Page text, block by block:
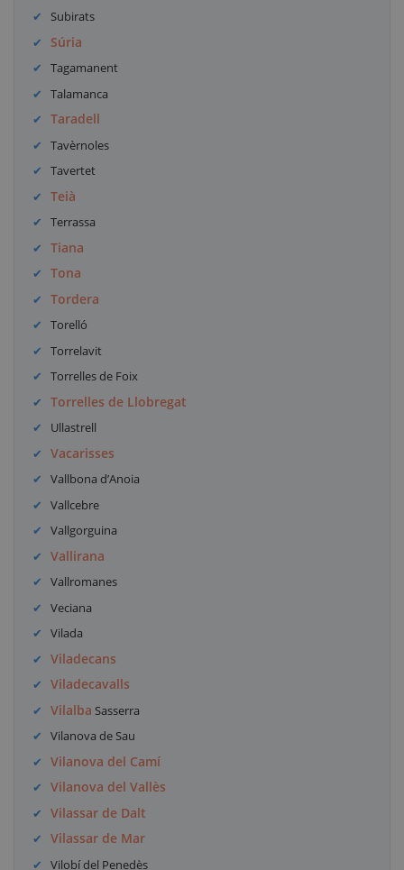
Subirats
Súria
Tagamanent
Talamanca
Taradell
Tavèrnoles
Tavertet
Teià
Terrassa
Tiana
Tona
Tordera
Torelló
Torrelavit
Torrelles de Foix
Torrelles de Llobregat
Ullastrell
Vacarisses
Vallbona d’Anoia
Vallcebre
Vallgorguina
Vallirana
Vallromanes
Veciana
Vilada
Viladecans
Viladecavalls
Vilalba Sasserra
Vilanova de Sau
Vilanova del Camí
Vilanova del Vallès
Vilassar de Dalt
Vilassar de Mar
Vilobí del Penedès